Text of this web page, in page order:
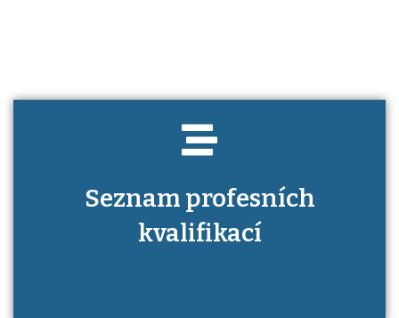
Seznam profesních
kvalifikací